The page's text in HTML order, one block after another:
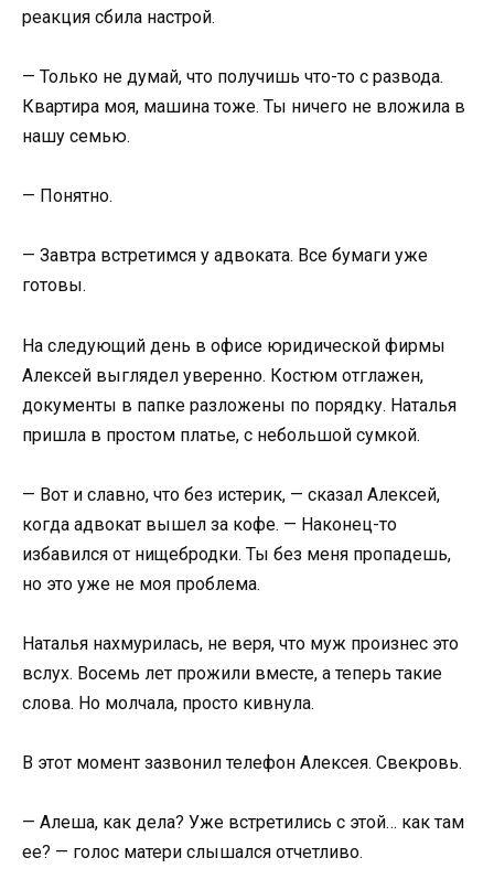
реакция сбила настрой.
— Только не думай, что получишь что-то с развода.
Квартира моя, машина тоже. Ты ничего не вложила в
нашу семью.
— Понятно.
— Завтра встретимся у адвоката. Все бумаги уже
готовы.
На следующий день в офисе юридической фирмы
Алексей выглядел уверенно. Костюм отглажен,
документы в папке разложены по порядку. Наталья
пришла в простом платье, с небольшой сумкой.
— Вот и славно, что без истерик, — сказал Алексей,
когда адвокат вышел за кофе. — Наконец-то
избавился от нищебродки. Ты без меня пропадешь,
но это уже не моя проблема.
Наталья нахмурилась, не веря, что муж произнес это
вслух. Восемь лет прожили вместе, а теперь такие
слова. Но молчала, просто кивнула.
В этот момент зазвонил телефон Алексея. Свекровь.
— Алеша, как дела? Уже встретились с этой… как там
ее? — голос матери слышался отчетливо.